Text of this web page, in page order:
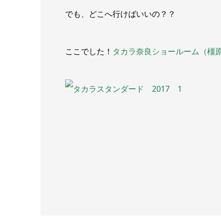
でも、どこへ行けばいいの？？
ここでした！ タカラ奈良ショールーム（橿